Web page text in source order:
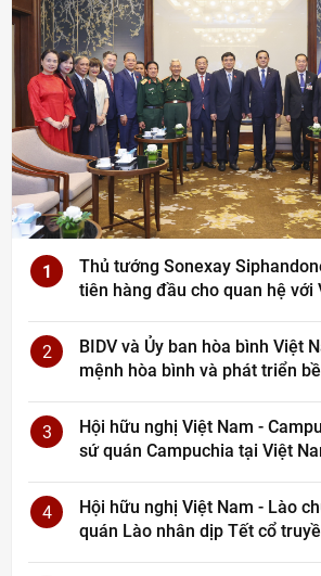
1
Thủ tướng Sonexay
tiên hàng đầu cho quan hệ với
2
BIDV và Ủy ban hòa bình Việt
mệnh hòa bình và phát triển
3
Hội hữu nghị Việt Nam -
sứ quán Campuchia tại Việt
4
Hội hữu nghị Việt Nam - Lào
quán Lào nhân dịp Tết cổ